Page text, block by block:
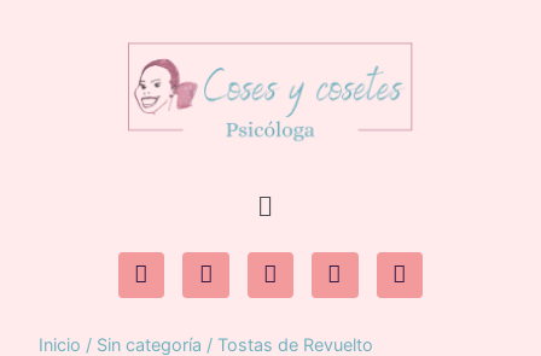
Inicio / Sin categoría / Tostas de Revuelto